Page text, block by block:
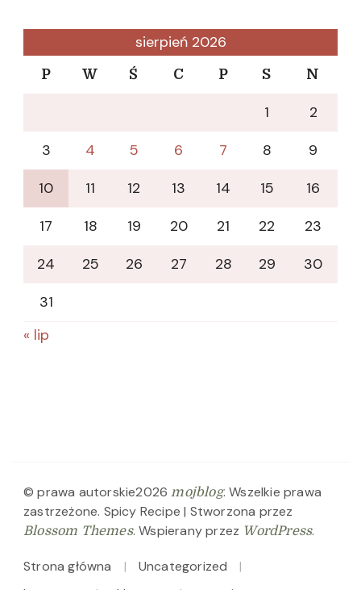
sierpień 2026
P W Ś C P S N
1
2
3
4 5 6 7 8
9
10
11 12 13 14 15
16
17
18 19 20 21 22
23
24
25 26 27 28 29
30
31
« lip
© prawa autorskie2026mojblog. Wszelkie prawa
zastrzeżone. Spicy Recipe | Stworzona przez
Blossom Themes. Wspierany przez WordPress.
Strona główna
Uncategorized